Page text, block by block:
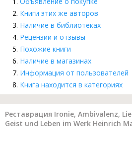
Книги этих же авторов
Наличие в библиотеках
Рецензии и отзывы
Похожие книги
Наличие в магазинах
Информация от пользователей
Книга находится в категориях
Реставрация Ironie, Ambivalenz,
Geist und Leben im Werk Heinrich